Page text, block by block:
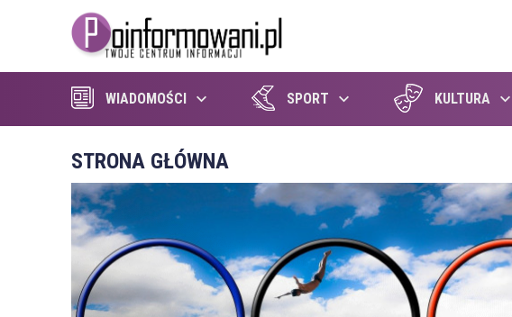
WIADOMOŚCI SPORT KULTURA
STRONA GŁÓWNA